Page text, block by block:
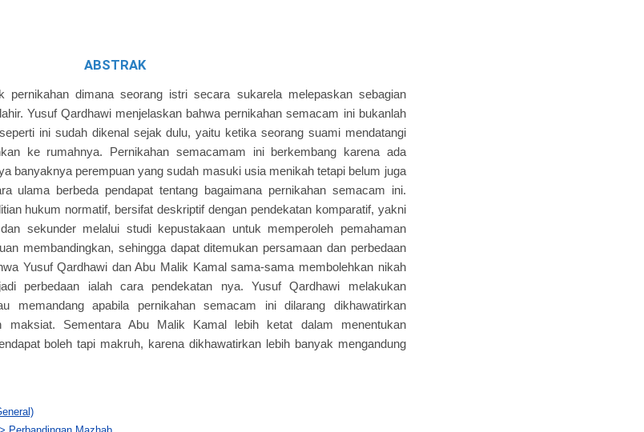
ABSTRAK
pernikahan dimana seorang istri secara sukarela melepaskan sebagian
Yusuf Qardhawi menjelaskan bahwa pernikahan semacam ini bukanlah
ini sudah dikenal sejak dulu, yaitu ketika seorang suami mendatangi
ke rumahnya. Pernikahan semacamam ini berkembang karena ada
banyaknya perempuan yang sudah masuki usia menikah tetapi belum juga
ulama berbeda pendapat tentang bagaimana pernikahan semacam ini.
hukum normatif, bersifat deskriptif dengan pendekatan komparatif, yakni
sekunder melalui studi kepustakaan untuk memperoleh pemahaman
membandingkan, sehingga dapat ditemukan persamaan dan perbedaan
Yusuf Qardhawi dan Abu Malik Kamal sama-sama membolehkan nikah
perbedaan ialah cara pendekatan nya. Yusuf Qardhawi melakukan
memandang apabila pernikahan semacam ini dilarang dikhawatirkan
maksiat. Sementara Abu Malik Kamal lebih ketat dalam menentukan
boleh tapi makruh, karena dikhawatirkan lebih banyak mengandung